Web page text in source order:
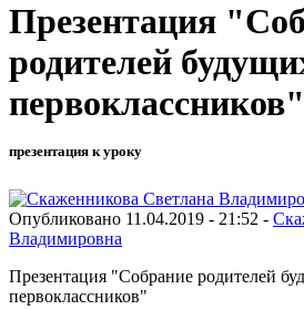
Презентация
родителей
первоклассников"
презентация к уроку
Опубликовано 11.04.2019 - 21:52 -
Владимировна
Презентация "Собрание родителей
первоклассников"